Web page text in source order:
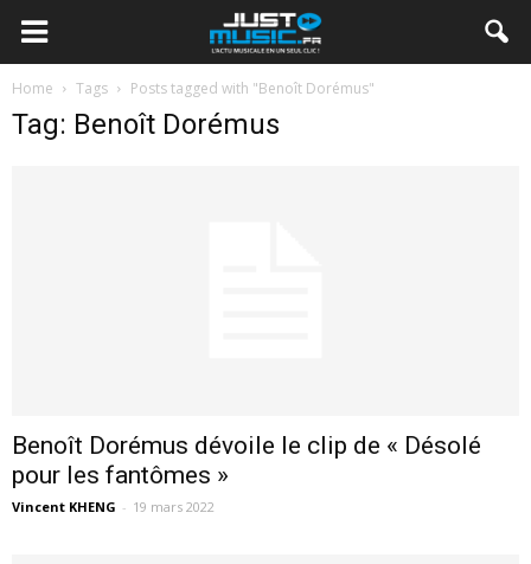
Home Tags Posts tagged with "Benoît Dorémus"
Tag: Benoît Dorémus
Benoît Dorémus dévoile le clip de « Désolé
pour les fantômes »
Vincent KHENG - 19 mars 2022